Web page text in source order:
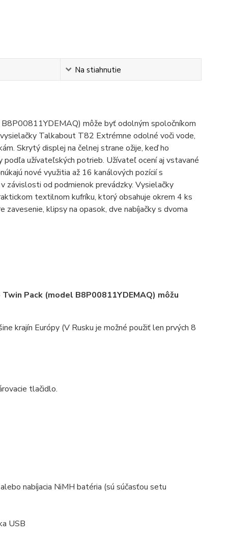
Na stiahnutie
môže byť odolným spoločníkom
Talkabout T82 Extrémne odolné voči vode,
Skrytý displej na čelnej strane ožije, keď ho
užívateľských potrieb. Užívateľ ocení aj vstavané
nové využitia až 16 kanálových pozícií s
závislosti od podmienok prevádzky. Vysielačky
textilnom kufríku, ktorý obsahuje okrem 4 ks
klipsy na opasok, dve nabíjačky s dvoma
Pack (model B8P00811YDEMAQ) môžu
krajín Európy (V Rusku je možné použiť len prvých 8
tlačidlo.
nabíjacia NiMH batéria (sú súčasťou setu
USB